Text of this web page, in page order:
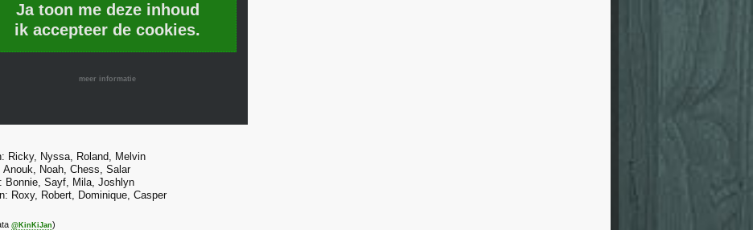
Ja toon me deze inhoud
ik accepteer de cookies.
meer informatie
Ricky, Nyssa, Roland, Melvin
Anouk, Noah, Chess, Salar
Bonnie, Sayf, Mila, Joshlyn
Roxy, Robert, Dominique, Casper
@KinKiJan)